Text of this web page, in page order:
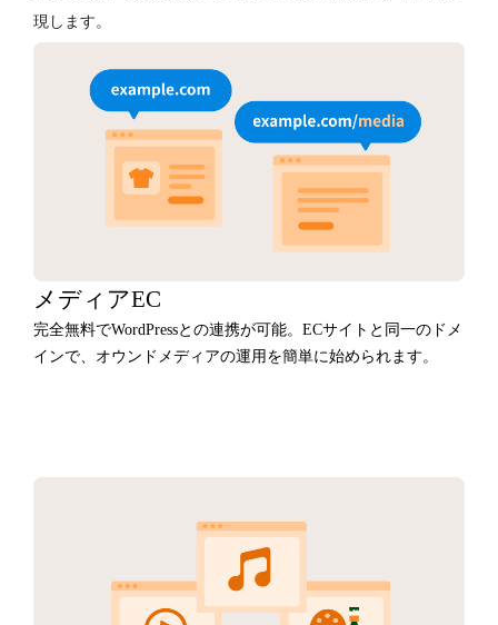
現します。
メディアEC
完全無料でWordPressとの連携が可能。ECサイトと同一のドメ
インで、オウンドメディアの運用を簡単に始められます。